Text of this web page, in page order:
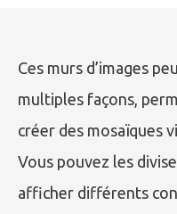
Ces murs d’images
multiples façons,
créer des mosaïques
Vous pouvez les
afficher différents